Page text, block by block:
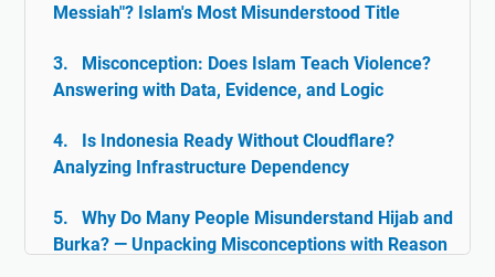
Messiah"? Islam's Most Misunderstood Title
Misconception: Does Islam Teach Violence?
Answering with Data, Evidence, and Logic
Is Indonesia Ready Without Cloudflare?
Analyzing Infrastructure Dependency
Why Do Many People Misunderstand Hijab and
Burka? — Unpacking Misconceptions with Reason